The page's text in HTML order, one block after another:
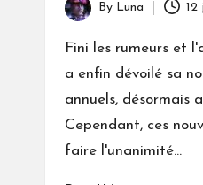
Posted
by
By Luna 12
Fini les rumeurs et
a enfin dévoilé sa
annuels, désormais
Cependant, ces
faire l'unanimité…